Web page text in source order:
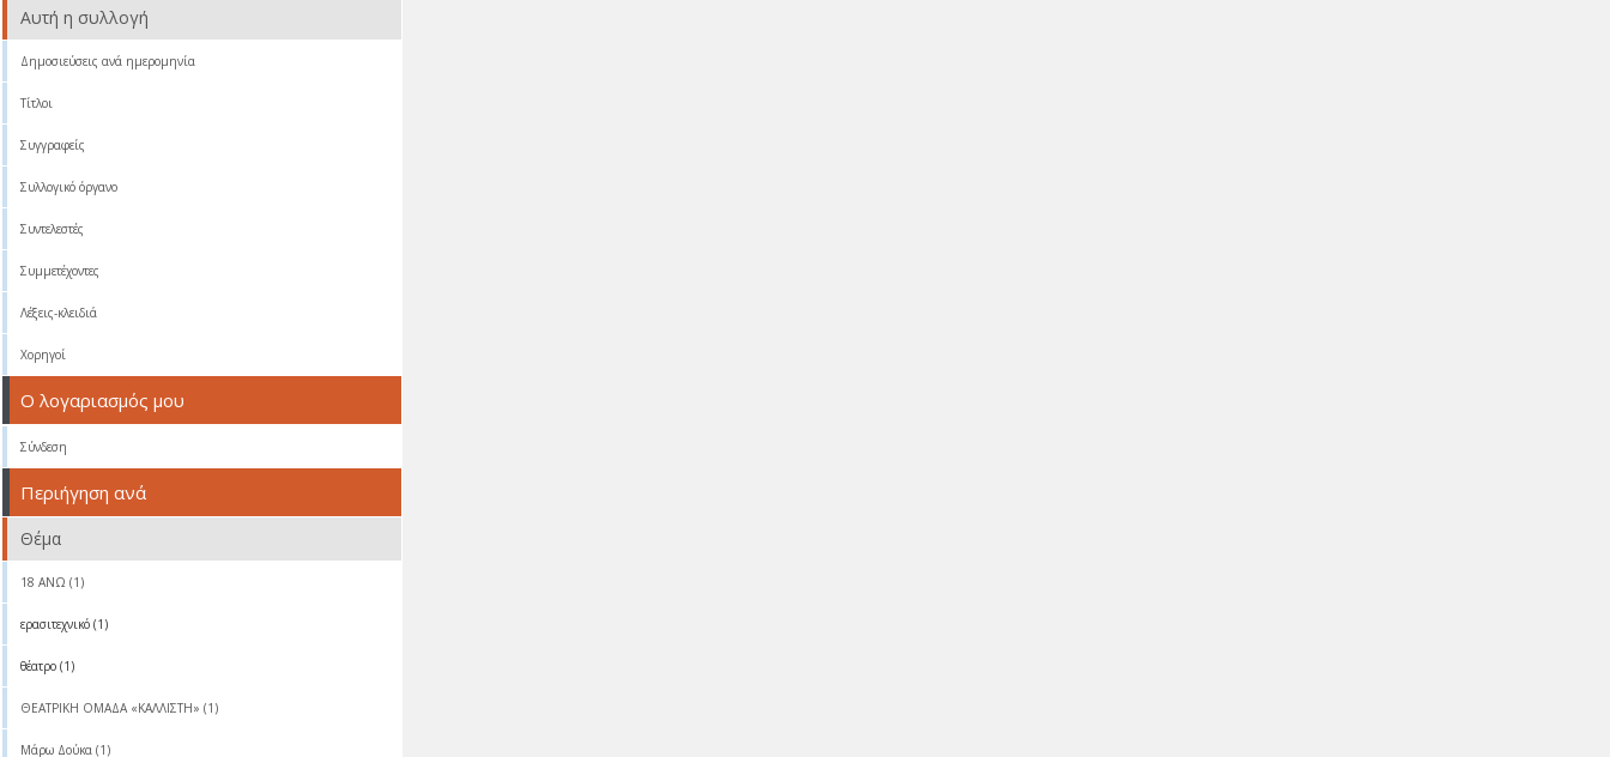
Αυτή η συλλογή
Δημοσιεύσεις ανά ημερομηνία
Τίτλοι
Συγγραφείς
Συλλογικό όργανο
Συντελεστές
Συμμετέχοντες
Λέξεις-κλειδιά
Χορηγοί
Ο λογαριασμός μου
Σύνδεση
Περιήγηση ανά
Θέμα
18 ΑΝΩ (1)
ερασιτεχνικό (1)
θέατρο (1)
ΘΕΑΤΡΙΚΗ ΟΜΑΔΑ «ΚΑΛΛΙΣΤΗ» (1)
Μάρω Δούκα (1)